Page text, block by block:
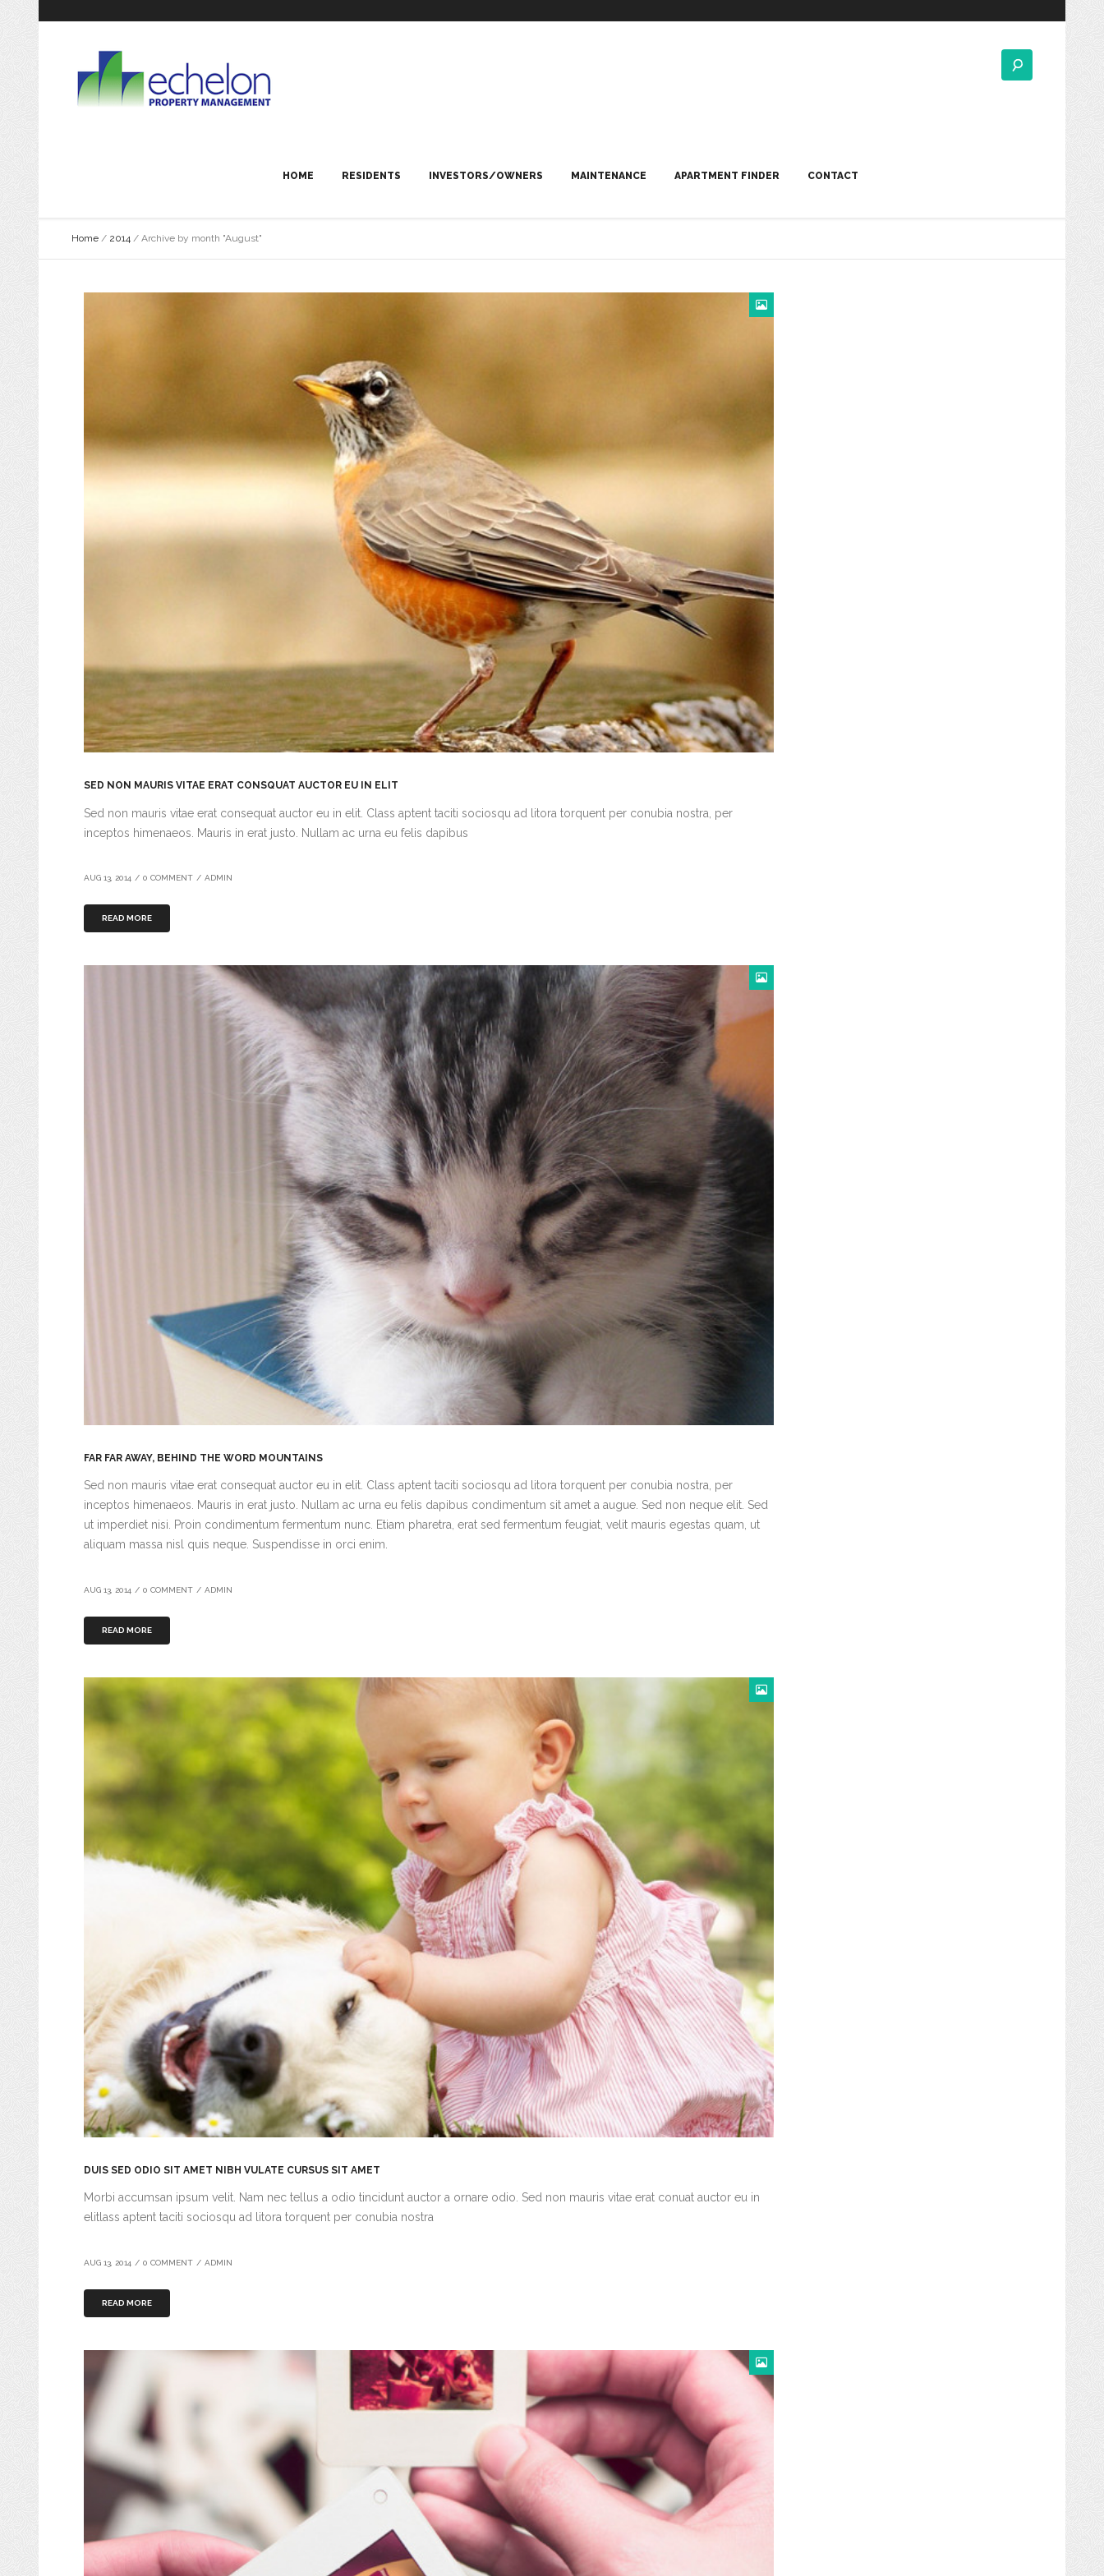
HOME RESIDENTS INVESTORS/OWNERS MAINTENANCE APARTMENT FINDER CONTACT
Home / 2014 / Archive by month "August"
SED NON MAURIS VITAE ERAT CONSQUAT AUCTOR EU IN ELIT
Sed non mauris vitae erat consequat auctor eu in elit. Class aptent taciti sociosqu ad litora torquent per conubia nostra, per
inceptos himenaeos. Mauris in erat justo. Nullam ac urna eu felis dapibus
AUG 13, 2014 / 0 COMMENT / ADMIN
READ MORE
FAR FAR AWAY, BEHIND THE WORD MOUNTAINS
Sed non mauris vitae erat consequat auctor eu in elit. Class aptent taciti sociosqu ad litora torquent per conubia nostra, per
inceptos himenaeos. Mauris in erat justo. Nullam ac urna eu felis dapibus condimentum sit amet a augue. Sed non neque elit. Sed
ut imperdiet nisi. Proin condimentum fermentum nunc. Etiam pharetra, erat sed fermentum feugiat, velit mauris egestas quam, ut
aliquam massa nisl quis neque. Suspendisse in orci enim.
AUG 13, 2014 / 0 COMMENT / ADMIN
READ MORE
DUIS SED ODIO SIT AMET NIBH VULATE CURSUS SIT AMET
Morbi accumsan ipsum velit. Nam nec tellus a odio tincidunt auctor a ornare odio. Sed non mauris vitae erat conuat auctor eu in
elitlass aptent taciti sociosqu ad litora torquent per conubia nostra
AUG 13, 2014 / 0 COMMENT / ADMIN
READ MORE